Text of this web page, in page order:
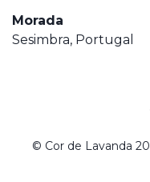
© Cor de Lavanda
Morada
Sesimbra, Portugal